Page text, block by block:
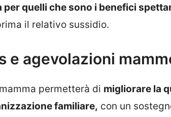
per quelli che sono i benefici
il relativo sussidio.
e agevolazioni
permetterà di migliorare la
familiare, con un